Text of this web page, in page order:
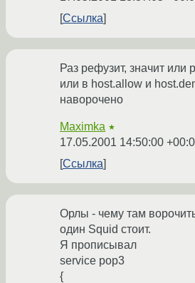
Ссылка
Раз рефузит, значит или
или в host.allow и
наворочено
Maximka ★
17.05.2001 14:50:00
Ссылка
Орлы - чему там
один Squid стоит.
Я прописывал
service pop3
{